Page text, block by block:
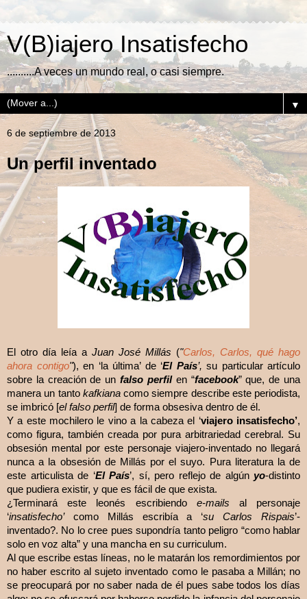
V(B)iajero Insatisfecho
..........A veces un mundo real, o casi siempre.
▼
6 de septiembre de 2013
Un perfil inventado
El otro día leía a Juan José Millás ("Carlos, Carlos, qué hago
ahora contigo"), en ‘la última’ de ‘El País’, su particular artículo
sobre la creación de unfalso perfilen “facebook” que, de una
manera un tanto kafkianacomo siempre describe este periodista,
se imbricó [el falso perfil] de forma obsesiva dentro de él.
Y a este mochilero le vino a la cabeza el ‘viajero insatisfecho’,
como figura, también creada por pura arbitrariedad cerebral. Su
obsesión mental por este personaje viajero-inventado no llegará
nunca a la obsesión de Millás por el suyo. Pura literatura la de
este articulista de ‘El País’, sí, pero reflejo de algún yo-distinto
que pudiera existir, y que es fácil de que exista.
¿Terminará este leonés escribiendo e-mails al personaje
‘insatisfecho’como Millás escribía a ‘su Carlos Rispais’-
inventado?. No lo cree pues supondría tanto peligro “como hablar
solo en voz alta” y una mancha en su curriculum.
Al que escribe estas líneas, no le matarán los remordimientos por
no haber escrito al sujeto inventado como le pasaba a Millán; no
se preocupará por no saber nada de él pues sabe todos los días